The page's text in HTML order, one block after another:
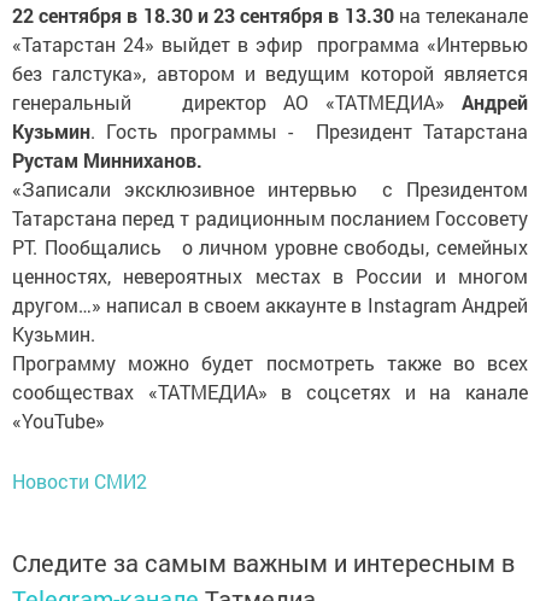
22 сентября в 18.30 и 23 сентября в 13.30на телеканале
«Татарстан 24» выйдет в эфир программа «Интервью
без галстука», автором и ведущим которой является
генеральный директор АО «ТАТМЕДИА» Андрей
Кузьмин. Гость программы - Президент Татарстана
Рустам Минниханов.
«Записали эксклюзивное интервью с Президентом
Татарстана перед т радиционным посланием Госсовету
РТ. Пообщались о личном уровне свободы, семейных
ценностях, невероятных местах в России и многом
другом…» написал в своем аккаунте в Instagram Андрей
Кузьмин.
Программу можно будет посмотреть также во всех
сообществах «ТАТМЕДИА» в соцсетях и на канале
«YouTube»
Новости СМИ2
Следите за самым важным и интересным в